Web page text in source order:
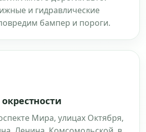
и гидравлические
бампер и пороги.
Мира, улицах Октября,